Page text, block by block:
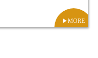
▶︎MORE